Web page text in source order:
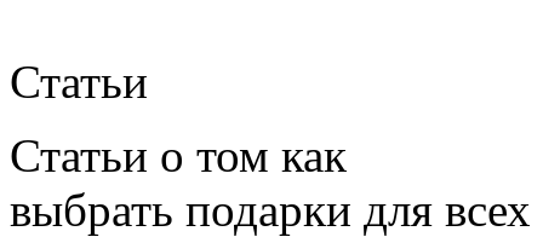
Статьи
Статьи о том как
выбрать подарки для всех